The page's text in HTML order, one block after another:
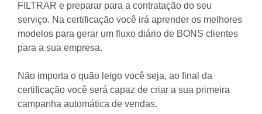
FILTRAR e preparar para a contratação do seu
serviço. Na certificação você irá aprender os melhores
modelos para gerar um fluxo diário de BONS clientes
para a sua empresa.
Não importa o quão leigo você seja, ao final da
certificação você será capaz de criar a sua primeira
campanha automática de vendas.